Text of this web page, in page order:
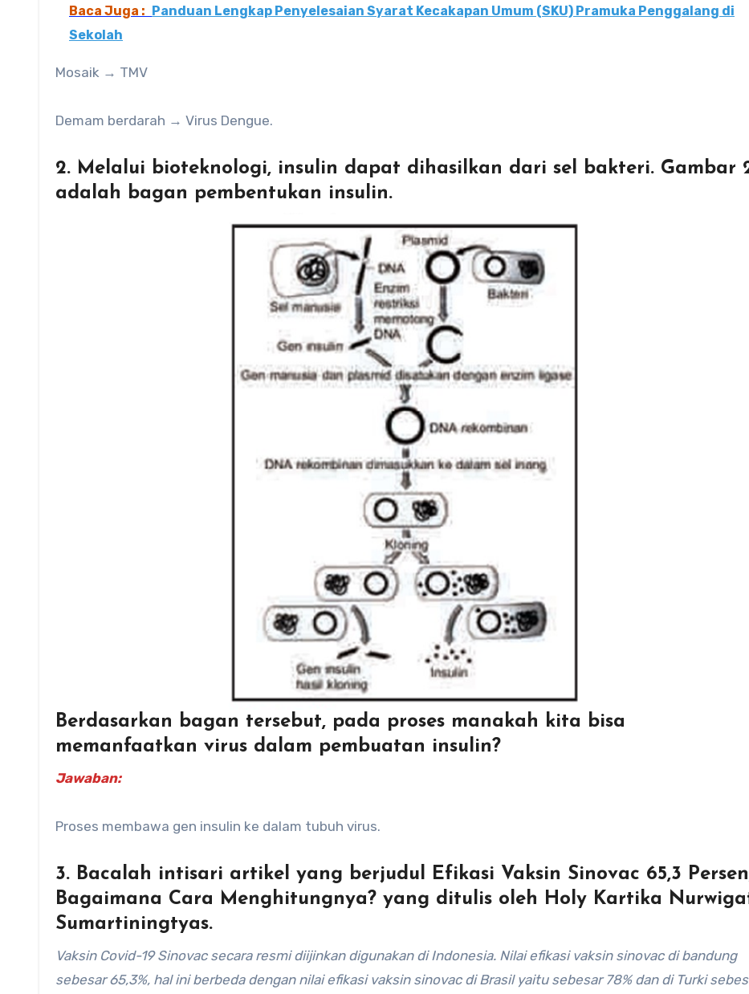
Baca Juga : Panduan Lengkap Penyelesaian Syarat Kecakapan Umum (SKU) Pramuka Penggalang di
Sekolah
Mosaik → TMV
Demam berdarah → Virus Dengue.
2. Melalui bioteknologi, insulin dapat dihasilkan dari sel bakteri. Gambar
adalah bagan pembentukan insulin.
Berdasarkan bagan tersebut, pada proses manakah kita bisa
memanfaatkan virus dalam pembuatan insulin?
Jawaban:
Proses membawa gen insulin ke dalam tubuh virus.
3. Bacalah intisari artikel yang berjudul Efikasi Vaksin Sinovac 65,3
Bagaimana Cara Menghitungnya? yang ditulis oleh Holy Kartika
Sumartiningtyas.
Vaksin Covid-19 Sinovac secara resmi diijinkan digunakan di Indonesia. Nilai efikasi vaksin sinovac di bandung
sebesar 65,3%, hal ini berbeda dengan nilai efikasi vaksin sinovac di Brasil yaitu sebesar 78% dan di Turki